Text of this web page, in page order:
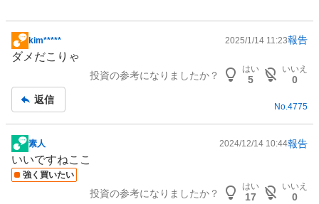
掲
示
事
kim***** 2025/1/14 11:23報告
ダメだこりゃ
投資の参考になりましたか？
はい
5
いいえ
0
返信
No.4775
掲
示
板
素人 2024/12/14 10:44報告
いいですねここ
強く買いたい
投資の参考になりましたか？
はい
17
いいえ
0